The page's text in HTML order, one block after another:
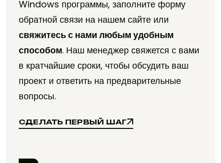
Windows программы, заполните форму
обратной связи на нашем сайте или
свяжитесь с нами любым удобным
способом. Наш менеджер свяжется с вами
в кратчайшие сроки, чтобы обсудить ваш
проект и ответить на предварительные
вопросы.
СДЕЛАТЬ ПЕРВЫЙ ШАГ
СДЕЛАТЬ ПЕРВЫЙ ШАГ